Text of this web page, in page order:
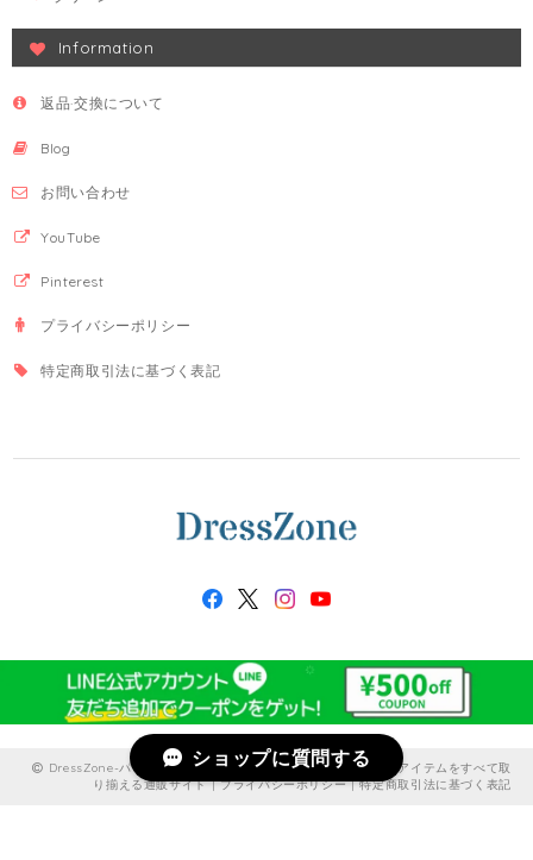
Information
返品·交換について
Blog
お問い合わせ
YouTube
Pinterest
プライバシーポリシー
特定商取引法に基づく表記
DressZone-パーティードレス、プライベート、出勤服などのアイテムをすべて取
り揃える通販サイト |プライバシーポリシー|特定商取引法に基づく表記
ショップに質問する